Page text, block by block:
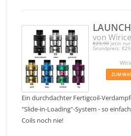
von Wirice
€29,90 jetzt nur
Grundpreis:
ZUM
Ein durchdachter Fertigcoil-
"Slide-in-Loading"-System - so
Coils noch nie!